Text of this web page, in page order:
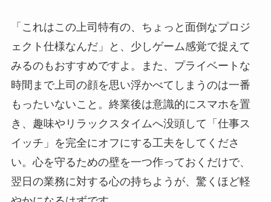
「これはこの上司特有の、ちょっと面倒なプロジ
ェクト仕様なんだ」と、少しゲーム感覚で捉えて
みるのもおすすめですよ。また、プライベートな
時間まで上司の顔を思い浮かべてしまうのは一番
もったいないこと。終業後は意識的にスマホを置
き、趣味やリラックスタイムへ没頭して「仕事ス
イッチ」を完全にオフにする工夫をしてくださ
い。心を守るための壁を一つ作っておくだけで、
翌日の業務に対する心の持ちようが、驚くほど軽